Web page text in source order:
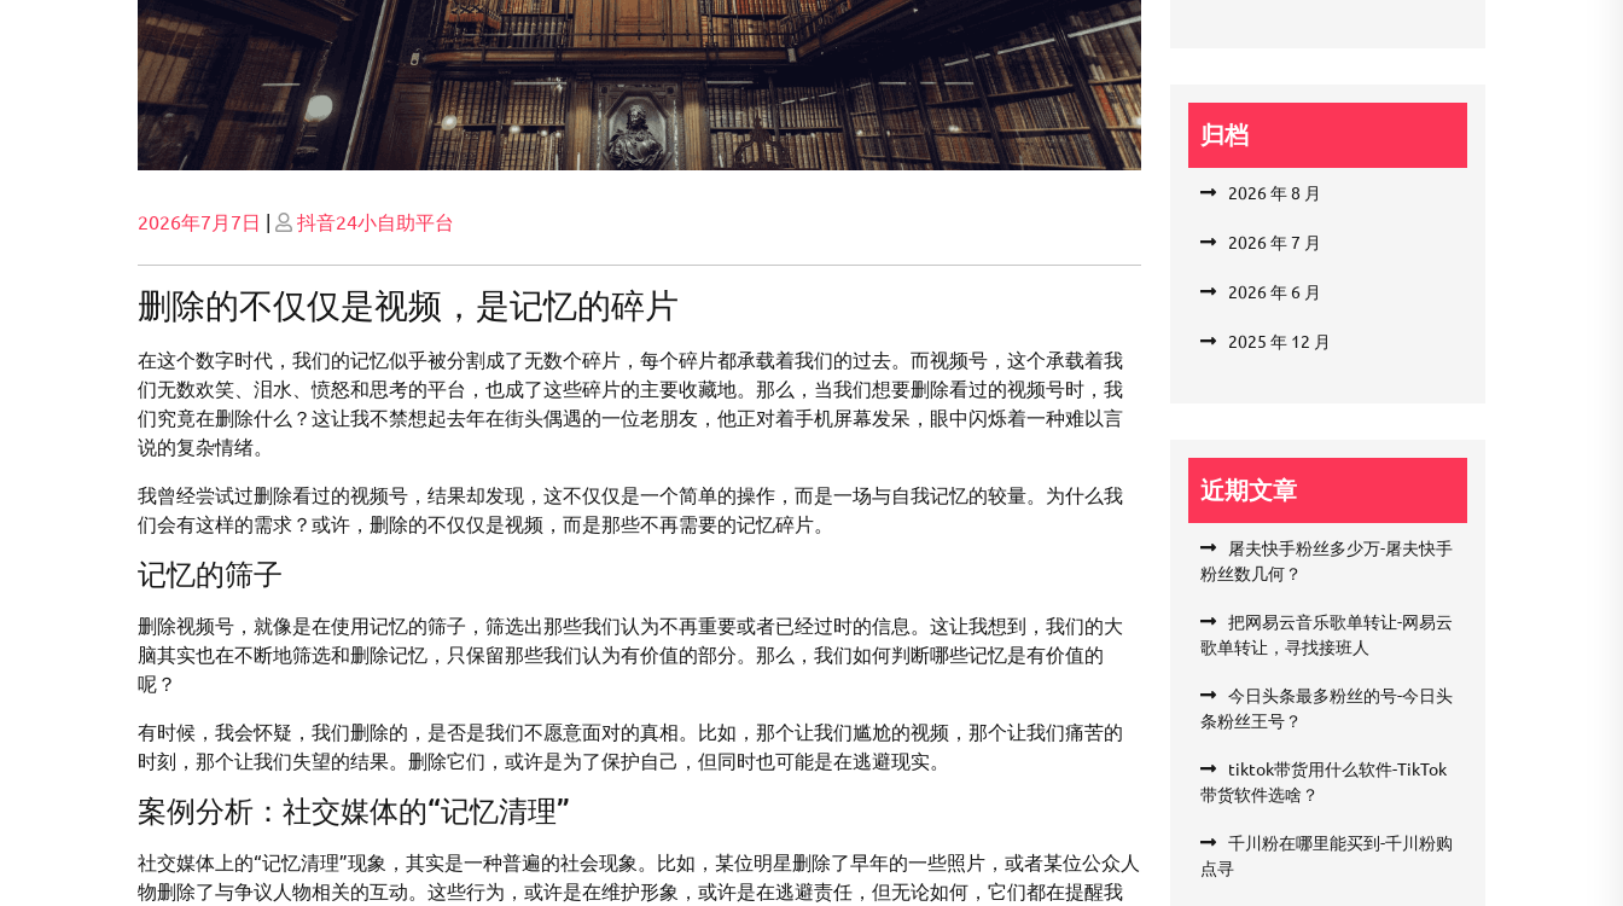
Posted
2026年7月7日 | Posted
抖音24小自助平台
删除的不仅仅是视频，是记忆的碎片
在这个数字时代，我们的记忆似乎被分割成了无数个碎片，每个碎片都承载着我们的过去。而视频号，这个承载着我
们无数欢笑、泪水、愤怒和思考的平台，也成了这些碎片的主要收藏地。那么，当我们想要删除看过的视频号时，我
们究竟在删除什么？这让我不禁想起去年在街头偶遇的一位老朋友，他正对着手机屏幕发呆，眼中闪烁着一种难以言
说的复杂情绪。
我曾经尝试过删除看过的视频号，结果却发现，这不仅仅是一个简单的操作，而是一场与自我记忆的较量。为什么我
们会有这样的需求？或许，删除的不仅仅是视频，而是那些不再需要的记忆碎片。
记忆的筛子
删除视频号，就像是在使用记忆的筛子，筛选出那些我们认为不再重要或者已经过时的信息。这让我想到，我们的大
脑其实也在不断地筛选和删除记忆，只保留那些我们认为有价值的部分。那么，我们如何判断哪些记忆是有价值的
呢？
有时候，我会怀疑，我们删除的，是否是我们不愿意面对的真相。比如，那个让我们尴尬的视频，那个让我们痛苦的
时刻，那个让我们失望的结果。删除它们，或许是为了保护自己，但同时也可能是在逃避现实。
案例分析：社交媒体的“记忆清理”
社交媒体上的“记忆清理”现象，其实是一种普遍的社会现象。比如，某位明星删除了早年的一些照片，或者某位公众人
物删除了与争议人物相关的互动。这些行为，或许是在维护形象，或许是在逃避责任，但无论如何，它们都在提醒我
归档
2026 年 8 月
2026 年 7 月
2026 年 6 月
2025 年 12 月
近期文章
屠夫快手粉丝多少万-屠夫快手
粉丝数几何？
把网易云音乐歌单转让-网易云
歌单转让，寻找接班人
今日头条最多粉丝的号-今日头
条粉丝王号？
tiktok带货用什么软件-TikTok
带货软件选啥？
千川粉在哪里能买到-千川粉购
点寻